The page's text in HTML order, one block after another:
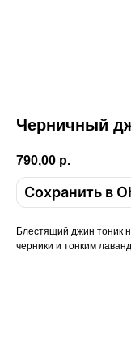
Черничный
790,00 р.
Сохранить в
Блестящий джин тоник
черники и тонким